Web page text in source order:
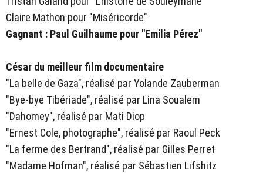
Claire Mathon pour "Miséricorde"
Gagnant : Paul Guilhaume pour "Emilia Pérez"
César du meilleur film documentaire
"La belle de Gaza", réalisé par Yolande Zauberman
"Bye-bye Tibériade", réalisé par Lina Soualem
"Dahomey", réalisé par Mati Diop
"Ernest Cole, photographe", réalisé par Raoul Peck
"La ferme des Bertrand", réalisé par Gilles Perret
"Madame Hofman", réalisé par Sébastien Lifshitz